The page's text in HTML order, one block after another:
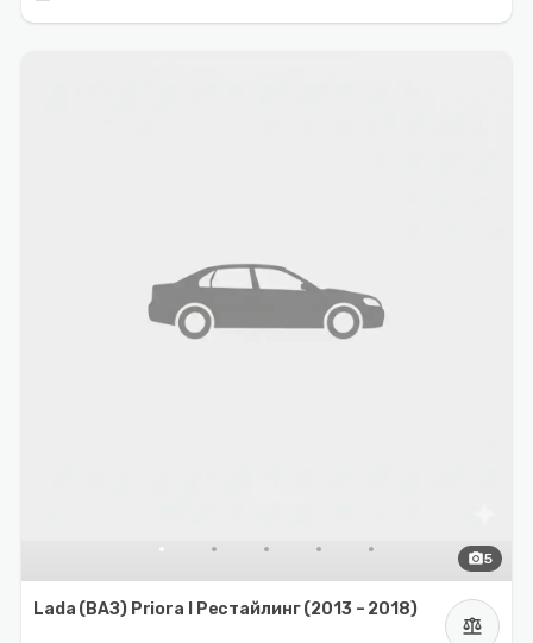
photo_camera5
Lada (ВАЗ) Priora I Рестайлинг (2013 – 2018)
balance